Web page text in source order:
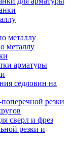
металлу
металлу
арматуры
седловин на
резки
сверл и фрез
резки и